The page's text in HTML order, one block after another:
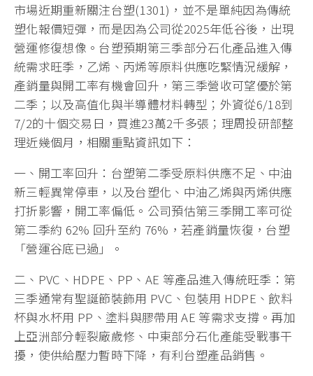
市場近期重新關注台塑(1301)，並不是單純因為傳統
塑化報價短彈，而是因為公司從2025年低谷後，出現
營運修復想像。台塑預期第三季部分石化產品進入傳
統需求旺季，乙烯、丙烯等原料供應吃緊情況緩解，
產銷量與開工率有機會回升，第三季營收可望優於第
二季；以及高值化與半導體材料轉型；外資從6/18到
7/2的十個交易日，買進23萬2千多張；理周投研部整
理近幾個月，相關重點資訊如下：
一、開工率回升：台塑第二季受原料供應不足、中油
新三輕異常停車，以及台塑化、中油乙烯與丙烯供應
打折影響，開工率偏低。公司預估第三季開工率可從
第二季約 62% 回升至約 76%，若產銷量恢復，台塑
「營運谷底已過」。
二、PVC、HDPE、PP、AE 等產品進入傳統旺季：第
三季通常有聖誕節裝飾用 PVC、包裝用 HDPE、飲料
杯與水杯用 PP、塗料與膠帶用 AE 等需求支撐。再加
上亞洲部分輕裂廠歲修、中東部分石化產能受戰事干
擾，使供給壓力暫時下降，有利台塑產品銷售。